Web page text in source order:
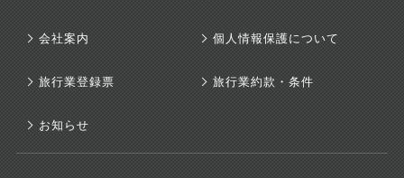
会社案内 個人情報保護について
旅行業登録票 旅行業約款・条件
お知らせ